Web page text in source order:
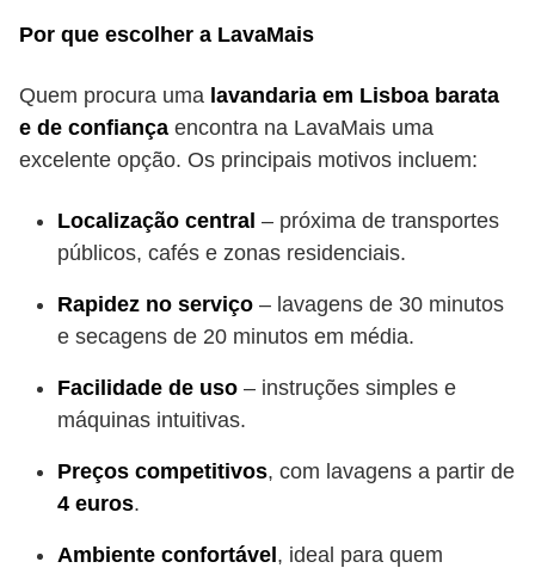
Por que escolher a LavaMais
Quem procura uma lavandaria em Lisboa barata
e de confiança encontra na LavaMais uma
excelente opção. Os principais motivos incluem:
Localização central – próxima de transportes
públicos, cafés e zonas residenciais.
Rapidez no serviço – lavagens de 30 minutos
e secagens de 20 minutos em média.
Facilidade de uso – instruções simples e
máquinas intuitivas.
Preços competitivos, com lavagens a partir de
4 euros.
Ambiente confortável , ideal para quem